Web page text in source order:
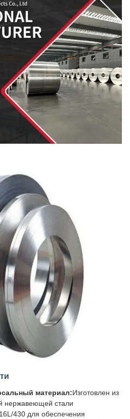
материал:Изготовлен из
нержавеющей стали
430 для обеспечения